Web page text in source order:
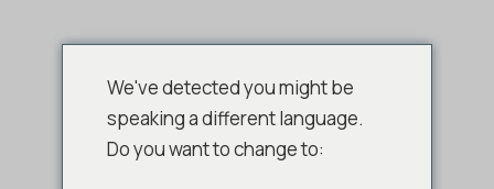
We've detected you might be
speaking a different language.
Do you want to change to: